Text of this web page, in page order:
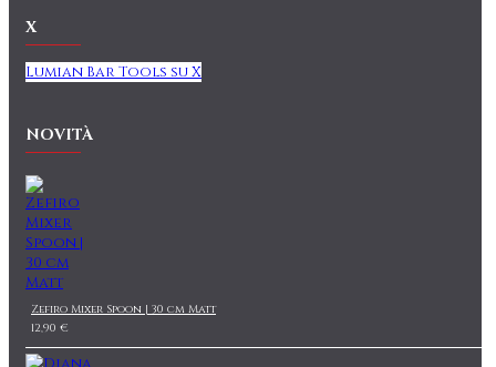
X
Lumian Bar Tools su X
NOVITÀ
Zefiro Mixer Spoon | 30 cm Matt
12,90 €